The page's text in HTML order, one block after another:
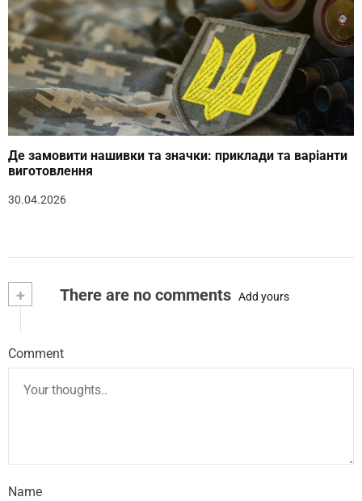
Де замовити нашивки та значки: приклади та варіанти
виготовлення
30.04.2026
+ There are no comments Add yours
Comment
Name